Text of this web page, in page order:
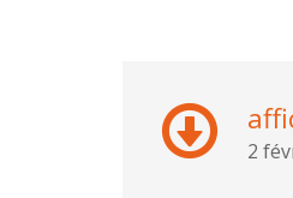
2